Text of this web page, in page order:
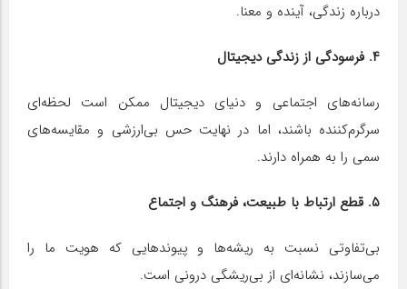
درباره زندگی، آینده و معنا.
۴. فرسودگی از زندگی دیجیتال
رسانه‌های اجتماعی و دنیای دیجیتال ممکن است لحظه‌ای
سرگرم‌کننده باشند، اما در نهایت حس بی‌ارزشی و مقایسه‌های
سمی را به همراه دارند.
۵. قطع ارتباط با طبیعت، فرهنگ و اجتماع
بی‌تفاوتی نسبت به ریشه‌ها و پیوندهایی که هویت ما را
می‌سازند، نشانه‌ای از بی‌ریشگی درونی است.